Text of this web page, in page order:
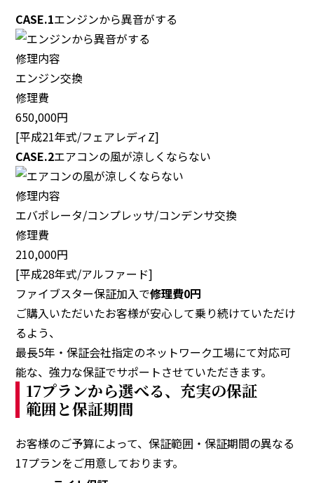
CASE.1エンジンから異音がする
修理内容
エンジン交換
修理費
650,000円
[平成21年式/フェアレディZ]
CASE.2エアコンの風が涼しくならない
修理内容
エバポレータ/コンプレッサ/コンデンサ交換
修理費
210,000円
[平成28年式/アルファード]
ファイブスター保証加入で修理費0円
ご購入いただいたお客様が安心して乗り続けていただけ
るよう、
最長5年・保証会社指定のネットワーク工場にて対応可
能な、強力な保証でサポートさせていただきます。
17プランから選べる、充実の保証
範囲と保証期間
お客様のご予算によって、保証範囲・保証期間の異なる
17プランをご用意しております。